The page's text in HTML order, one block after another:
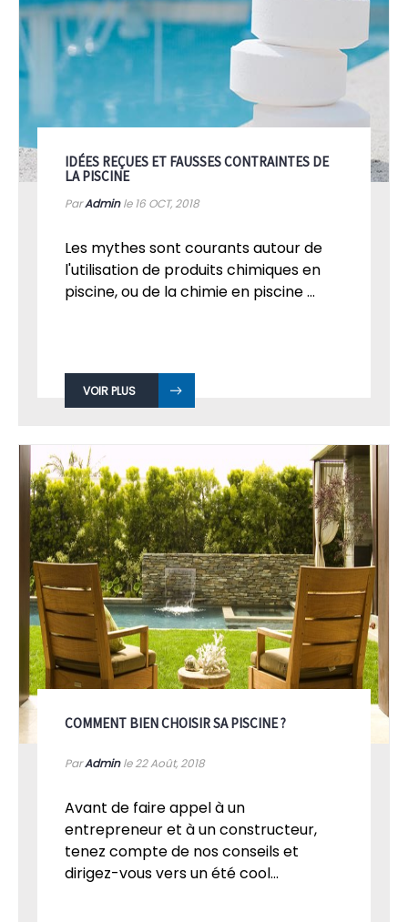
IDÉES REÇUES ET FAUSSES CONTRAINTES DE
LA PISCINE
ParAdminle 16 OCT, 2018
Les mythes sont courants autour de
l'utilisation de produits chimiques en
piscine, ou de la chimie en piscine ...
VOIR PLUS
COMMENT BIEN CHOISIR SA PISCINE ?
ParAdminle 22Août, 2018
Avant de faire appel à un
entrepreneur et à un constructeur,
tenez compte de nos conseils et
dirigez-vous vers un été cool...